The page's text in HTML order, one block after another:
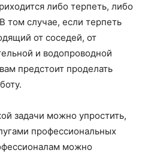
либо терпеть, либо
том случае, если терпеть
от соседей, от
и водопроводной
предстоит проделать
задачи можно упростить,
профессиональных
можно